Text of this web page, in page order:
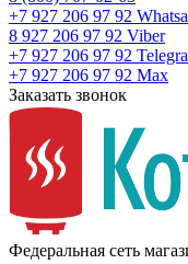
+7 927 206 97 92
8 927 206 97 92 Viber
+7 927 206 97 92
+7 927 206 97 92 Max
Заказать звонок
Федеральная сеть